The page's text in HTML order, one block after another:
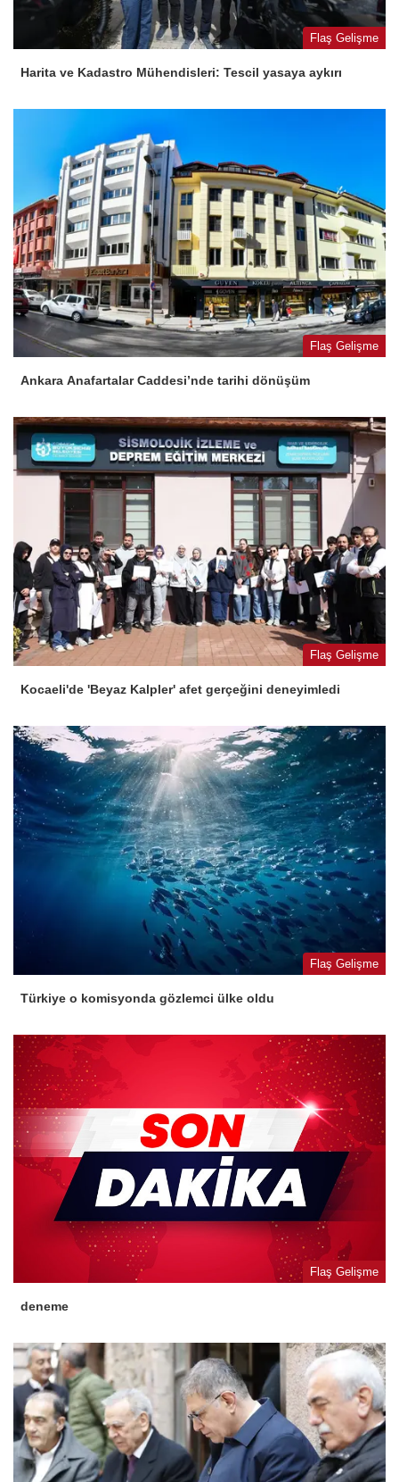
Flaş Gelişme
Harita ve Kadastro Mühendisleri: Tescil yasaya aykırı
Flaş Gelişme
Ankara Anafartalar Caddesi’nde tarihi dönüşüm
Flaş Gelişme
Kocaeli'de 'Beyaz Kalpler' afet gerçeğini deneyimledi
Flaş Gelişme
Türkiye o komisyonda gözlemci ülke oldu
Flaş Gelişme
deneme